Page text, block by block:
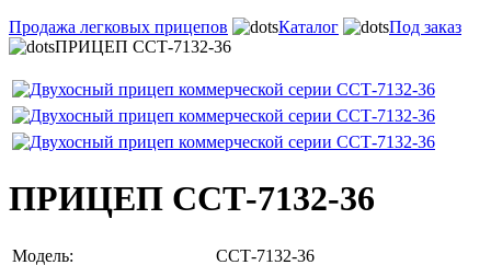
Продажа легковых прицепов
Каталог
Под заказ
ПРИЦЕП ССТ-7132-36
ПРИЦЕП ССТ-7132-36
Модель:
ССТ-7132-36